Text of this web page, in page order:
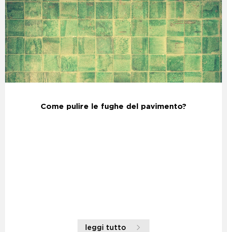
Come pulire le fughe del pavimento?
leggi tutto